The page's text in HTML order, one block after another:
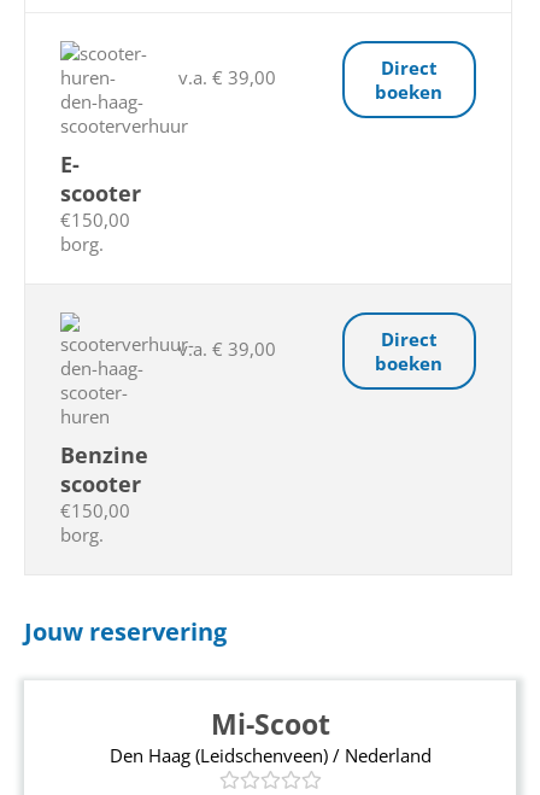
E-
scooter
€150,00
borg.
v.a. € 39,00
Direct
boeken
Benzine
scooter
€150,00
borg.
v.a. € 39,00
Direct
boeken
Jouw reservering
Mi-Scoot
Den Haag (Leidschenveen) / Nederland